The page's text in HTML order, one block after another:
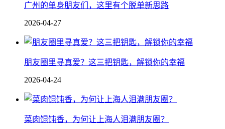
广州的单身朋友们，这里有个脱单新思路
2026-04-27
朋友圈里寻真爱？这三把钥匙，解锁你的幸福
2026-04-24
菜肉馄饨香，为何让上海人泪满朋友圈？